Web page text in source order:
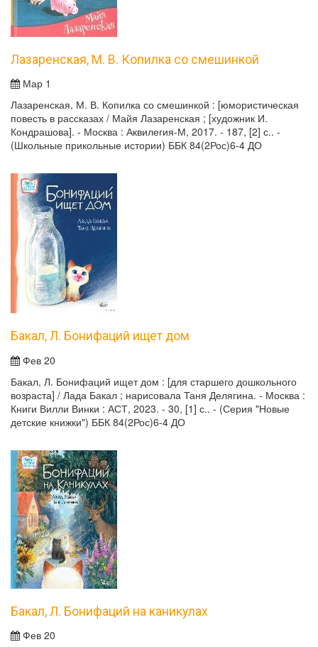
Лазаренская, М. В. Копилка со смешинкой
Мар 1
Лазаренская, М. В. Копилка со смешинкой : [юмористическая
повесть в рассказах / Майя Лазаренская ; [художник И.
Кондрашова]. - Москва : Аквилегия-М, 2017. - 187, [2] с.. -
(Школьные прикольные истории) ББК 84(2Рос)6-4 ДО
Бакал, Л. Бонифаций ищет дом
Фев 20
Бакал, Л. Бонифаций ищет дом : [для старшего дошкольного
возраста] / Лада Бакал ; нарисовала Таня Делягина. - Москва :
Книги Вилли Винки : АСТ, 2023. - 30, [1] с.. - (Серия "Новые
детские книжки") ББК 84(2Рос)6-4 ДО
Бакал, Л. Бонифаций на каникулах
Фев 20